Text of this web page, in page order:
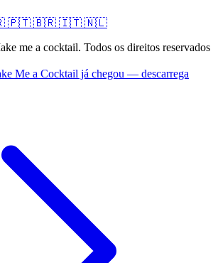
🇵🇹 🇧🇷 🇮🇹 🇳🇱
me a cocktail. Todos os direitos reservados
Me a Cocktail já chegou — descarrega